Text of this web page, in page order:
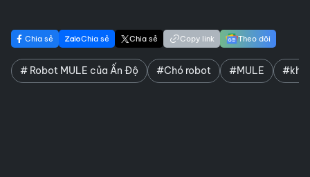
Chia sẻ Chia sẻ Chia sẻ Copy link Theo dõi
# Robot MULE của Ấn Độ #Chó robot #MULE